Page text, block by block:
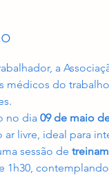
a
médicos do
no dia 09 de maio
ar livre, ideal para
sessão de
1h30,